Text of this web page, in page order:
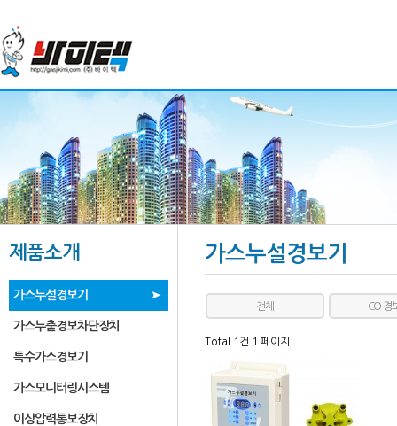
제품소개
가스누설경보기
가스누출경보차단장치
특수가스경보기
가스모니터링시스템
이상압력통보장치
가스누설경보기
전체 CO 경
Total 1건 1 페이지